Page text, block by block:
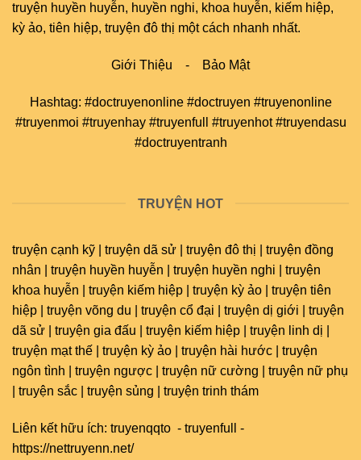
truyện huyền huyễn, huyền nghi, khoa huyễn, kiếm hiệp,
kỳ ảo, tiên hiệp, truyện đô thị một cách nhanh nhất.
Giới Thiệu - Bảo Mật
Hashtag: #doctruyenonline #doctruyen #truyenonline
#truyenmoi #truyenhay #truyenfull #truyenhot #truyendasu
#doctruyentranh
TRUYỆN HOT
truyện cạnh kỹ | truyện dã sử | truyện đô thị | truyện đồng
nhân | truyện huyền huyễn | truyện huyền nghi | truyện
khoa huyễn | truyện kiếm hiệp | truyện kỳ ảo | truyện tiên
hiệp | truyện võng du | truyện cổ đại | truyện dị giới | truyện
dã sử | truyện gia đấu | truyện kiếm hiệp | truyện linh dị |
truyện mạt thế | truyện kỳ ảo | truyện hài hước | truyện
ngôn tình | truyện ngược | truyện nữ cường | truyện nữ phụ
| truyện sắc | truyện sủng | truyện trinh thám
Liên kết hữu ích: truyenqqto - truyenfull
-
https://nettruyenn.net/